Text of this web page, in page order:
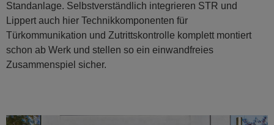
Standanlage. Selbstverständlich integrieren STR und
Lippert auch hier Technikkomponenten für
Türkommunikation und Zutrittskontrolle komplett montiert
schon ab Werk und stellen so ein einwandfreies
Zusammenspiel sicher.